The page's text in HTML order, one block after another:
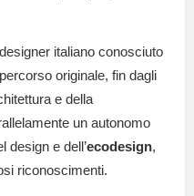
italiano conosciuto
originale, fin dagli
e della
un autonomo
design e dell’ecodesign,
riconoscimenti.